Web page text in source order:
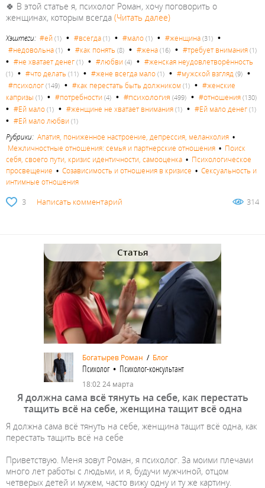
🍀 В этой статье я, психолог Роман, хочу поговорить о
женщинах, которым всегда (Читать далее)
Хэштеги: #ей (1) • #всегда (1) • #мало (1) • #женщина (31) •
#недовольна (1) • #как понять (8) • #жена (16) • #требует внимания (1)
• #не хватает денег (1) • #любви (4) • #женская неудовлетворённость
(1) • #что делать (11) • #жене всегда мало (1) • #мужской взгляд (9) •
#психолог (149) • #как перестать быть должником (1) • #женские
капризы (1) • #потребности (4) • #психология (499) • #отношения (130)
• #Ей мало (1) • #женщине не хватает внимания (1) • #Ей мало денег (1)
• #Ей мало любви (1)
Рубрики: Апатия, пониженное настроение, депрессия, меланхолия •
Межличностные отношения: семья и партнерские отношения • Поиск
себя, своего пути, кризис идентичности, самооценка • Психологическое
просвещение • Созависимость и отношения в кризисе • Сексуальность и
интимные отношения
3 Написать комментарий 314
Статья
Богатырев Роман / Блог
Психолог • Психолог-консультант
18:02 24 марта
Я должна сама всё тянуть на себе, как перестать
тащить всё на себе, женщина тащит всё одна
Я должна сама всё тянуть на себе, женщина тащит всё одна, как
перестать тащить всё на себе
Приветствую. Меня зовут Роман, я психолог. За моими плечами
много лет работы с людьми, и я, будучи мужчиной, отцом
четверых детей и мужем, часто вижу одну и ту же картину.